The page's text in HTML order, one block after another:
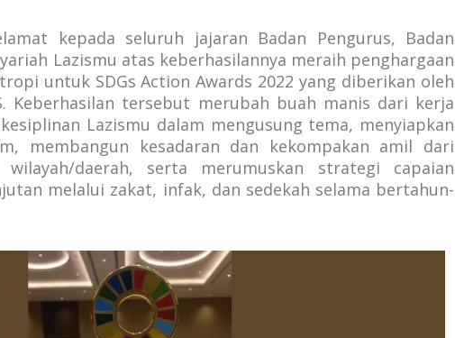
kepada seluruh jajaran Badan Pengurus, Badan
Lazismu atas keberhasilannya meraih penghargaan
untuk SDGs Action Awards 2022 yang diberikan oleh
Keberhasilan tersebut merubah buah manis dari kerja
Lazismu dalam mengusung tema, menyiapkan
membangun kesadaran dan kekompakan amil dari
daerah, serta merumuskan strategi capaian
melalui zakat, infak, dan sedekah selama bertahun-